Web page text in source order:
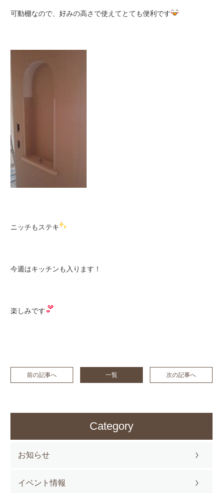
可動棚なので、好みの高さで使えてとても便利です
ニッチもステキ
今週はキッチンも入ります！
楽しみです
前の記事へ 一覧 次の記事へ
Category
お知らせ
イベント情報